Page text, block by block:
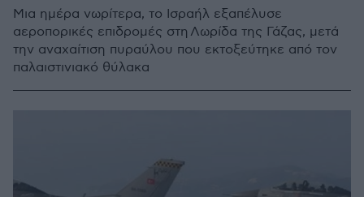
Μια ημέρα νωρίτερα, το Ισραήλ εξαπέλυσε
αεροπορικές επιδρομές στη Λωρίδα της Γάζας, μετά
την αναχαίτιση πυραύλου που εκτοξεύτηκε από τον
παλαιστινιακό θύλακα